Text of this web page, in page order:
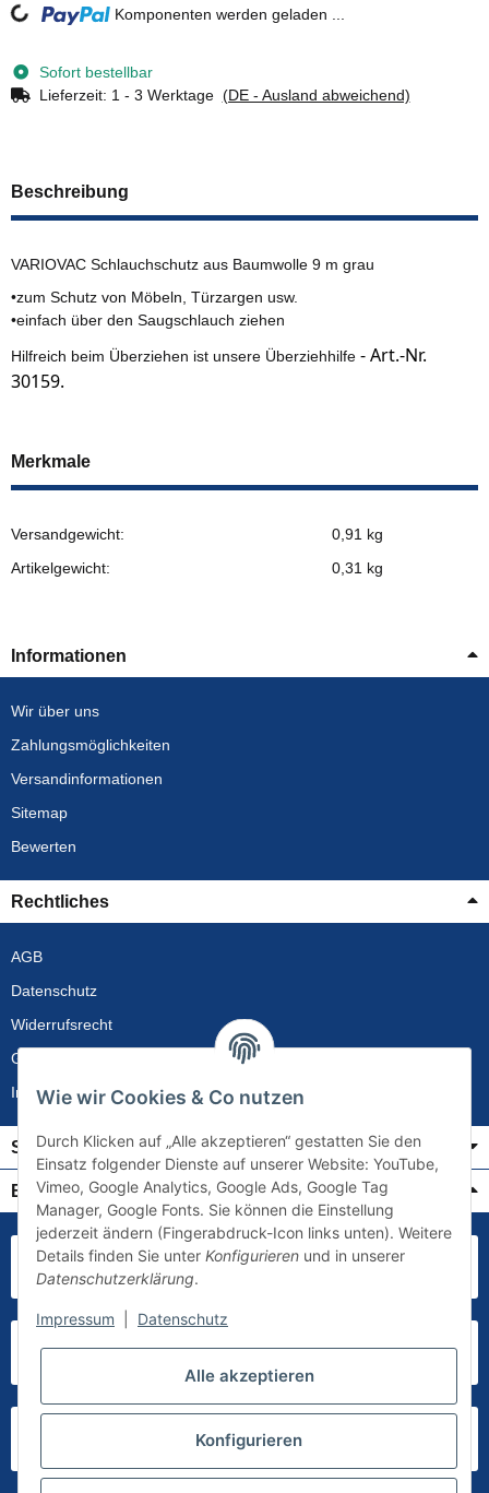
Loading... Komponenten werden geladen ...
Sofort bestellbar
Lieferzeit: 1 - 3 Werktage (DE - Ausland abweichend)
Beschreibung
VARIOVAC Schlauchschutz aus Baumwolle 9 m grau
•zum Schutz von Möbeln, Türzargen usw.
•einfach über den Saugschlauch ziehen
Hilfreich beim Überziehen ist unsere Überziehhilfe - Art.-Nr.
30159.
Merkmale
Versandgewicht:
0,91 kg
Artikelgewicht:
0,31 kg
Informationen
Wir über uns
Zahlungsmöglichkeiten
Versandinformationen
Sitemap
Bewerten
Rechtliches
AGB
Datenschutz
Widerrufsrecht
Gewährleistung
Impressum
Service
Bezahlung & Versand
Wie wir Cookies & Co nutzen
Durch Klicken auf „Alle akzeptieren“ gestatten Sie den
Einsatz folgender Dienste auf unserer Website: YouTube,
Vimeo, Google Analytics, Google Ads, Google Tag
Manager, Google Fonts. Sie können die Einstellung
jederzeit ändern (Fingerabdruck-Icon links unten). Weitere
Details finden Sie unter Konfigurieren und in unserer
Datenschutzerklärung.
Impressum Datenschutz
Alle akzeptieren
Konfigurieren